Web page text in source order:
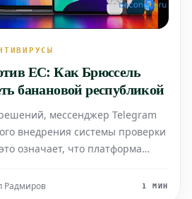
ЕС: Как Брюссель
банановой республикой
мессенджер Telegram
внедрения системы проверки
означает, что платформа
Европейского Союза.
Радмиров 1 МИН